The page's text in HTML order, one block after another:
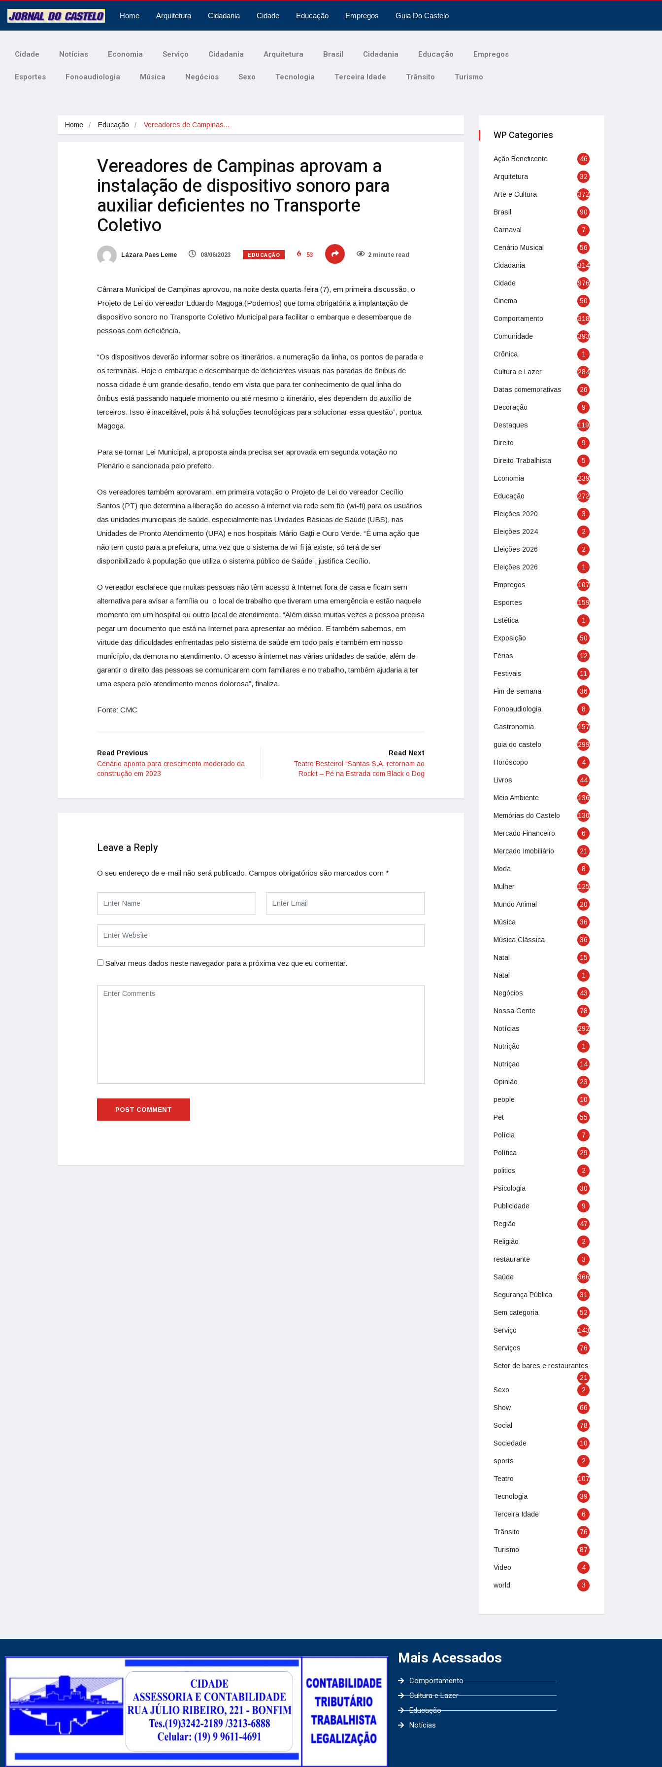
Home Arquitetura Cidadania Cidade Educação Empregos Guia Do Castelo
Cidade Notícias Economia Serviço Cidadania Arquitetura Brasil Cidadania Educação Empregos
Esportes Fonoaudiologia Música Negócios Sexo Tecnologia Terceira Idade Trânsito Turismo
Home Educação Vereadores de Campinas…
Vereadores de Campinas aprovam a
instalação de dispositivo sonoro para
auxiliar deficientes no Transporte
Coletivo
Lázara Paes Leme 08/06/2023 EDUCAÇÃO 53 2 minute read
Câmara Municipal de Campinas aprovou, na noite desta quarta-feira (7), em primeira discussão, o
Projeto de Lei do vereador Eduardo Magoga (Podemos) que torna obrigatória a implantação de
dispositivo sonoro no Transporte Coletivo Municipal para facilitar o embarque e desembarque de
pessoas com deficiência.
“Os dispositivos deverão informar sobre os itinerários, a numeração da linha, os pontos de parada e
os terminais. Hoje o embarque e desembarque de deficientes visuais nas paradas de ônibus de
nossa cidade é um grande desafio, tendo em vista que para ter conhecimento de qual linha do
ônibus está passando naquele momento ou até mesmo o itinerário, eles dependem do auxílio de
terceiros. Isso é inaceitável, pois á há soluções tecnológicas para solucionar essa questão”, pontua
Magoga.
Para se tornar Lei Municipal, a proposta ainda precisa ser aprovada em segunda votação no
Plenário e sancionada pelo prefeito.
Os vereadores também aprovaram, em primeira votação o Projeto de Lei do vereador Cecílio
Santos (PT) que determina a liberação do acesso à internet via rede sem fio (wi-fi) para os usuários
das unidades municipais de saúde, especialmente nas Unidades Básicas de Saúde (UBS), nas
Unidades de Pronto Atendimento (UPA) e nos hospitais Mário Gaƫti e Ouro Verde. “É uma ação que
não tem custo para a prefeitura, uma vez que o sistema de wi-fi já existe, só terá de ser
disponibilizado à população que utiliza o sistema público de Saúde”, justifica Cecílio.
O vereador esclarece que muitas pessoas não têm acesso à Internet fora de casa e ficam sem
alternativa para avisar a família ou o local de trabalho que tiveram uma emergência e estão naquele
momento em um hospital ou outro local de atendimento. “Além disso muitas vezes a pessoa precisa
pegar um documento que está na Internet para apresentar ao médico. E também sabemos, em
virtude das dificuldades enfrentadas pelo sistema de saúde em todo país e também em nosso
município, da demora no atendimento. O acesso à internet nas várias unidades de saúde, além de
garantir o direito das pessoas se comunicarem com familiares e no trabalho, também ajudaria a ter
uma espera pelo atendimento menos dolorosa”, finaliza.
Fonte: CMC
Read Previous
Cenário aponta para crescimento moderado da
construção em 2023
Read Next
Teatro Besteirol “Santas S.A. retornam ao
Rockit – Pé na Estrada com Black o Dog
Leave a Reply
O seu endereço de e-mail não será publicado. Campos obrigatórios são marcados com *
Salvar meus dados neste navegador para a próxima vez que eu comentar.
WP Categories
Ação Beneficente 46
Arquitetura 32
Arte e Cultura 372
Brasil 90
Carnaval 7
Cenário Musical 56
Cidadania 314
Cidade 976
Cinema 50
Comportamento 318
Comunidade 393
Crônica 1
Cultura e Lazer 284
Datas comemorativas 26
Decoração 9
Destaques 119
Direito 9
Direito Trabalhista 5
Economia 239
Educação 272
Eleições 2020 3
Eleições 2024 2
Eleições 2026 2
Eleições 2026 1
Empregos 107
Esportes 159
Estética 1
Exposição 50
Férias 12
Festivais 11
Fim de semana 36
Fonoaudiologia 8
Gastronomia 157
guia do castelo 299
Horóscopo 4
Livros 44
Meio Ambiente 136
Memórias do Castelo 130
Mercado Financeiro 6
Mercado Imobiliário 21
Moda 8
Mulher 125
Mundo Animal 20
Música 36
Música Clássica 36
Natal 15
Natal 1
Negócios 43
Nossa Gente 78
Notícias 292
Nutrição 1
Nutriçao 14
Opinião 23
people 10
Pet 55
Polícia 7
Política 29
politics 2
Psicologia 30
Publicidade 9
Região 47
Religião 2
restaurante 3
Saúde 366
Segurança Pública 31
Sem categoria 52
Serviço 143
Serviços 76
Setor de bares e restaurantes
21
Sexo
2
Show 66
Social 78
Sociedade 10
sports 2
Teatro 107
Tecnologia 39
Terceira Idade 6
Trânsito 76
Turismo 87
Video 4
world 3
Mais Acessados
Comportamento
Cultura e Lazer
Educação
Notícias